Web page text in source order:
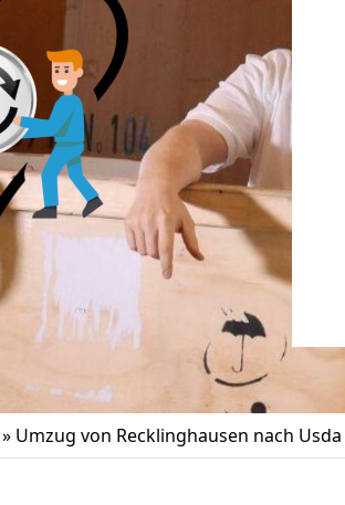
» Umzug von Recklinghausen nach Usda